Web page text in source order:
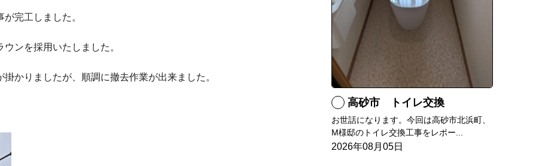
完工しました。
ンを採用いたしました。
かりましたが、順調に撤去作業が出来ました。
高砂市 トイレ交換
お世話になります。今回は高砂市北浜町、
M様邸のトイレ交換工事をレポー...
2026年08月05日